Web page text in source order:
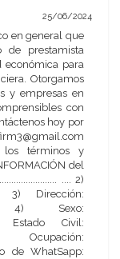
25/06/2024
en general que
de prestamista
económica para
Otorgamos
y empresas en
con
hoy por
términos y
del
.... 2)
. 3) Dirección:
. 4) Sexo:
5) Estado Civil:
Ocupación:
de WhatSapp: